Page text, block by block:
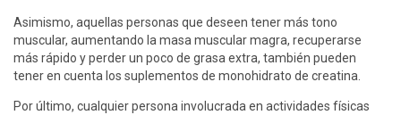
Asimismo, aquellas personas que deseen tener más tono
muscular, aumentando la masa muscular magra, recuperarse
más rápido y perder un poco de grasa extra, también pueden
tener en cuenta los suplementos de monohidrato de creatina.
Por último, cualquier persona involucrada en actividades físicas